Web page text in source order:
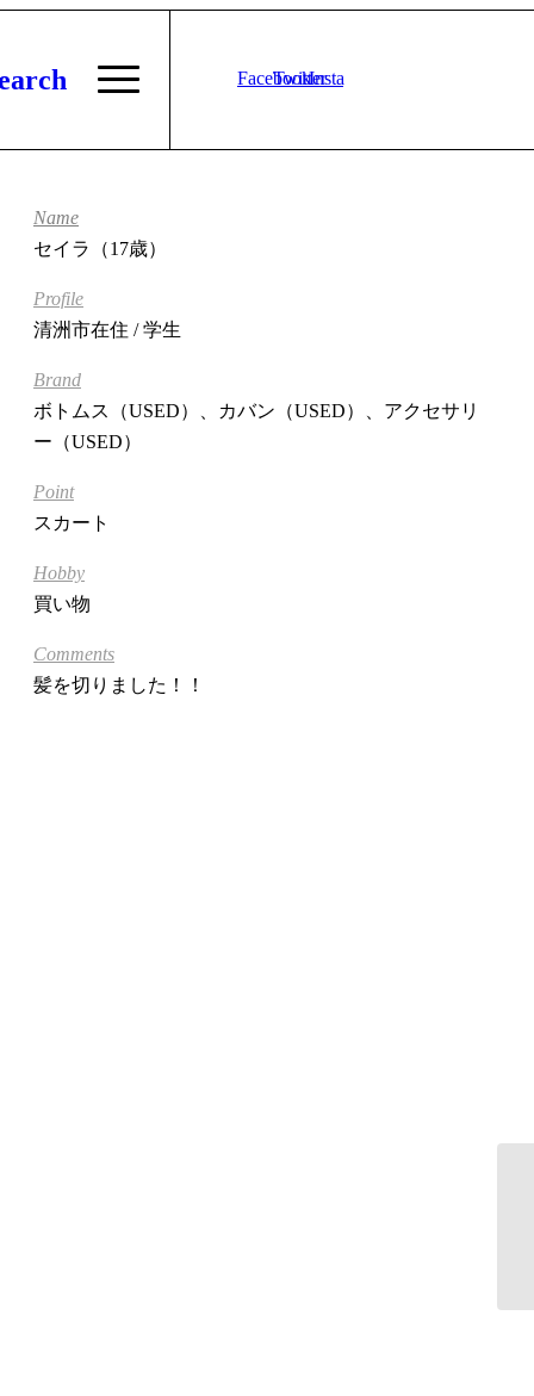
Facebook
TwitterInstagram
Name
セイラ（17歳）
Profile
清洲市在住 / 学生
Brand
ボトムス（USED）、カバン（USED）、アクセサリ
ー（USED）
Point
スカート
Hobby
買い物
Comments
髪を切りました！！